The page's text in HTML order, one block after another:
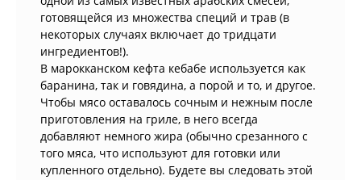
готовящейся из множества специй и трав (в
некоторых случаях включает до тридцати
ингредиентов!).
В марокканском кефта кебабе используется как
баранина, так и говядина, а порой и то, и другое.
Чтобы мясо оставалось сочным и нежным после
приготовления на гриле, в него всегда
добавляют немного жира (обычно срезанного с
того мяса, что используют для готовки или
купленного отдельно). Будете вы следовать этой